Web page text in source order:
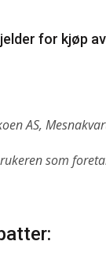
for kjøp
AS,
som